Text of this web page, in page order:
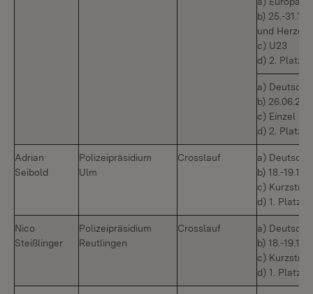
b) 25.-
und
c) U23
d) 2. Platz
a)
b)
c) Einzel
d) 2. Platz
Adrian
Seibold
Polizeipräsidium
Ulm
Crosslauf
a)
b) 18.-
c)
d) 1. Platz
Nico
Steißlinger
Polizeipräsidium
Reutlingen
Crosslauf
a)
b) 18.-
c)
d) 1. Platz